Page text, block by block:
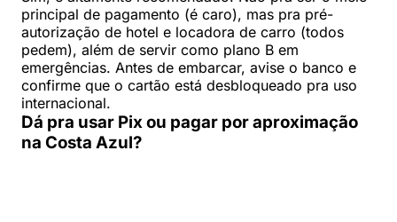
principal de pagamento (é caro), mas pra pré-
autorização de hotel e locadora de carro (todos
pedem), além de servir como plano B em
emergências. Antes de embarcar, avise o banco e
confirme que o cartão está desbloqueado pra uso
internacional.
Dá pra usar Pix ou pagar por aproximação
na Costa Azul?